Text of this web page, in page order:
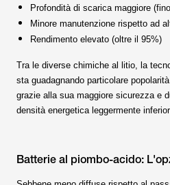
Profondità di scarica maggiore
Minore manutenzione rispetto ad
Rendimento elevato (oltre il 95%)
Tra le diverse chimiche al litio, la
sta guadagnando particolare
grazie alla sua maggiore sicurezza e
densità energetica leggermente
Batterie al piombo-acido: